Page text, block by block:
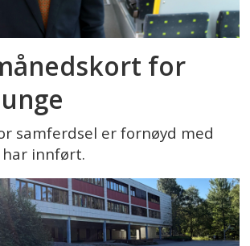
for
samferdsel er fornøyd med
innført.